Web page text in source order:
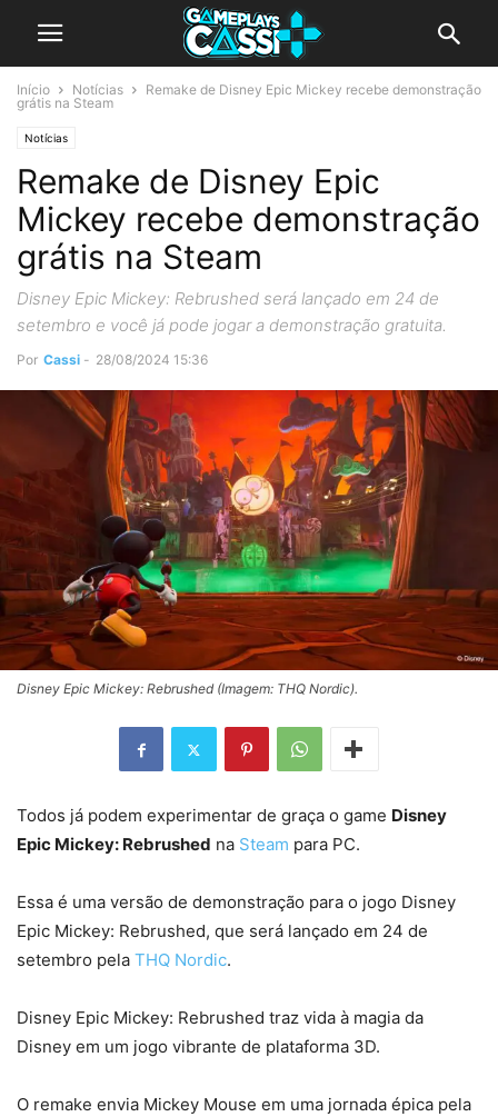
Início Notícias
Remake de Disney Epic Mickey recebe demonstração
grátis na Steam
Notícias
Remake de Disney Epic
Mickey recebe demonstração
grátis na Steam
Disney Epic Mickey: Rebrushed será lançado em 24 de
setembro e você já pode jogar a demonstração gratuita.
Por Cassi - 28/08/2024 15:36
Disney Epic Mickey: Rebrushed (Imagem: THQ Nordic).
Todos já podem experimentar de graça o game Disney
Epic Mickey: Rebrushed na Steam para PC.
Essa é uma versão de demonstração para o jogo Disney
Epic Mickey: Rebrushed, que será lançado em 24 de
setembro pela THQ Nordic.
Disney Epic Mickey: Rebrushed traz vida à magia da
Disney em um jogo vibrante de plataforma 3D.
O remake envia Mickey Mouse em uma jornada épica pela